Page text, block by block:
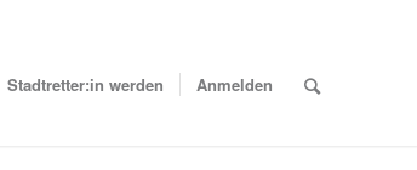
Stadtretter:in werden Anmelden